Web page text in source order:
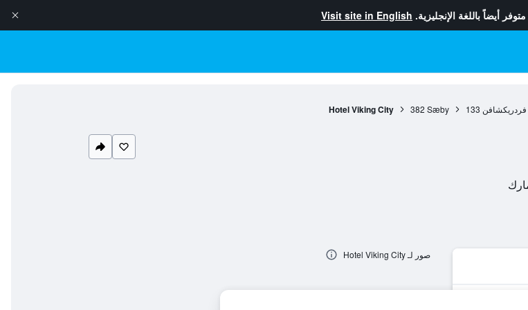
متوفر أيضاً باللغة الإنجليزية. Visit site in English
فردريكشافن 133
Sæby
382
Hotel Viking City
صور لـ Hotel Viking City